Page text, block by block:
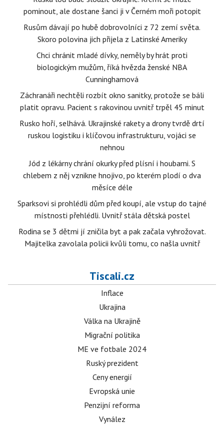
pominout, ale dostane šanci ji v Černém moři potopit
Rusům dávají po hubě dobrovolníci z 72 zemí světa.
Skoro polovina jich přijela z Latinské Ameriky
Chci chránit mladé dívky, neměly by hrát proti
biologickým mužům, říká hvězda ženské NBA
Cunninghamová
Záchranáři nechtěli rozbít okno sanitky, protože se báli
platit opravu. Pacient s rakovinou uvnitř trpěl 45 minut
Rusko hoří, selhává. Ukrajinské rakety a drony tvrdě drtí
ruskou logistiku i klíčovou infrastrukturu, vojáci se
nehnou
Jód z lékárny chrání okurky před plísní i houbami. S
chlebem z něj vznikne hnojivo, po kterém plodí o dva
měsíce déle
Sparksovi si prohlédli dům před koupí, ale vstup do tajné
místnosti přehlédli. Uvnitř stála dětská postel
Rodina se 3 dětmi jí zničila byt a pak začala vyhrožovat.
Majitelka zavolala policii kvůli tomu, co našla uvnitř
Tiscali.cz
Inflace
Ukrajina
Válka na Ukrajině
Migrační politika
ME ve fotbale 2024
Ruský prezident
Ceny energií
Evropská unie
Penzijní reforma
Vynález